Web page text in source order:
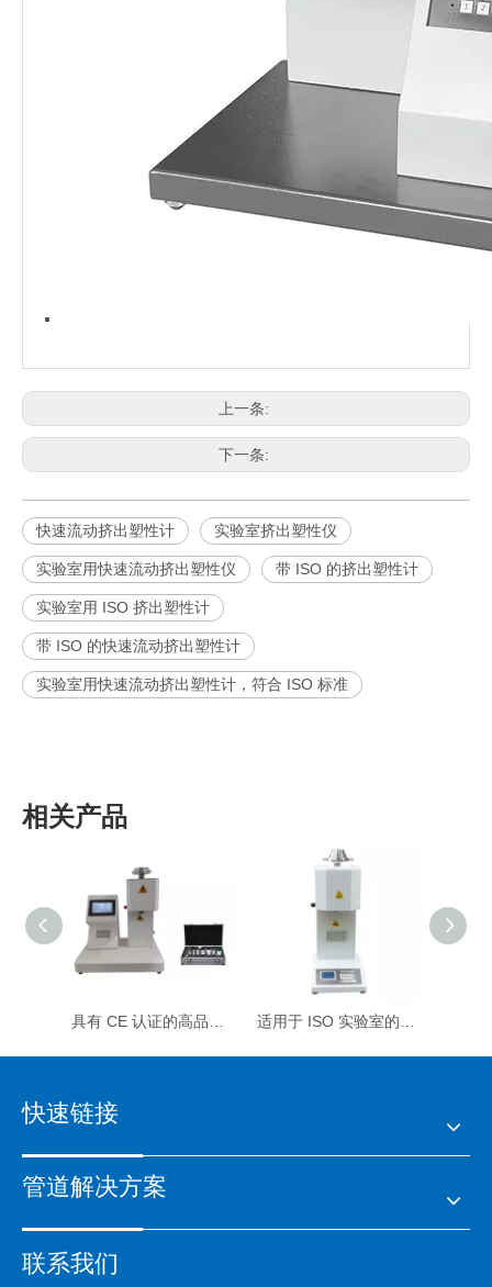
上一条:
下一条:
快速流动挤出塑性计 实验室挤出塑性仪
实验室用快速流动挤出塑性仪 带 ISO 的挤出塑性计
实验室用 ISO 挤出塑性计
带 ISO 的快速流动挤出塑性计
实验室用快速流动挤出塑性计，符合 ISO 标准
相关产品
快速链接
管道解决方案
联系我们